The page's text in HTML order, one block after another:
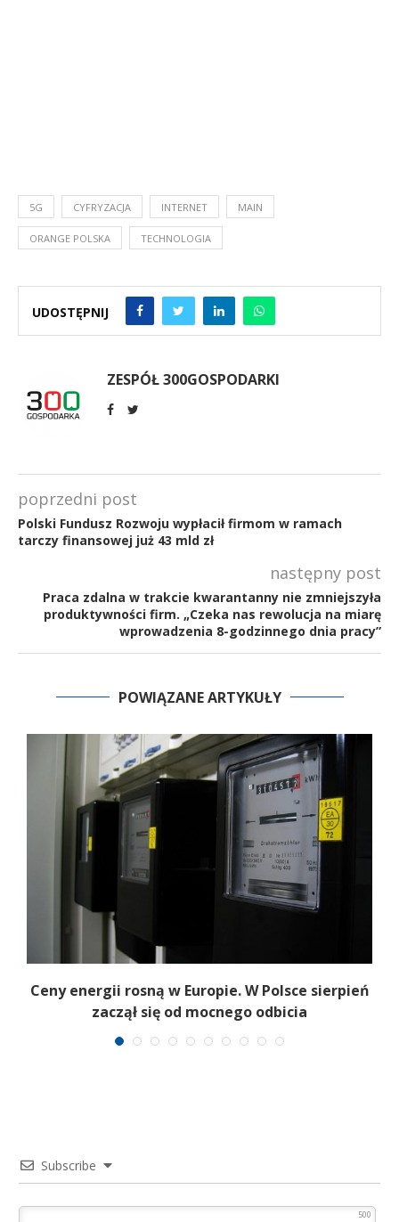
5G CYFRYZACJA INTERNET MAIN
ORANGE POLSKA TECHNOLOGIA
UDOSTĘPNIJ
ZESPÓŁ 300GOSPODARKI
poprzedni post
Polski Fundusz Rozwoju wypłacił firmom w ramach
tarczy finansowej już 43 mld zł
następny post
Praca zdalna w trakcie kwarantanny nie zmniejszyła
produktywności firm. „Czeka nas rewolucja na miarę
wprowadzenia 8-godzinnego dnia pracy”
POWIĄZANE ARTYKUŁY
Ceny energii rosną w Europie. W Polsce sierpień
zaczął się od mocnego odbicia
Subscribe
500